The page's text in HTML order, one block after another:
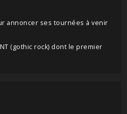
annoncer ses tournées à venir
(gothic rock) dont le premier